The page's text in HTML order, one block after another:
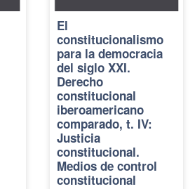
El
constitucionalismo
para la democracia
del siglo XXI.
Derecho
constitucional
iberoamericano
comparado, t. IV:
Justicia
constitucional.
Medios de control
constitucional